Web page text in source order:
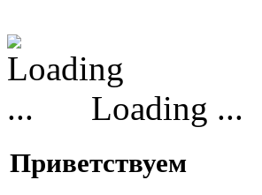
Loading ...
Приветствуем